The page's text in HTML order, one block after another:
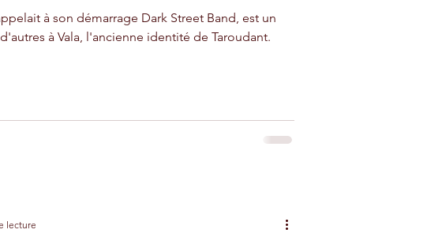
à son démarrage Dark Street Band, est un
à Vala, l'ancienne identité de Taroudant.
lecture